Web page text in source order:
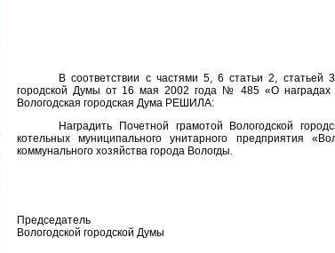
В соответствии с частями 5, 6 статьи 2, статьей
городской Думы от 16 мая 2002 года № 485 «О наградах
Вологодская городская Дума РЕШИЛА:
Наградить Почетной грамотой Вологодской
котельных муниципального унитарного предприятия
коммунального хозяйства города Вологды.
Председатель
Вологодской городской Думы